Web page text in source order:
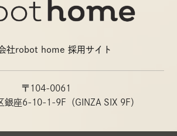
社robot home 採用サイト
〒104-0061
銀座6-10-1-9F（GINZA SIX 9F）